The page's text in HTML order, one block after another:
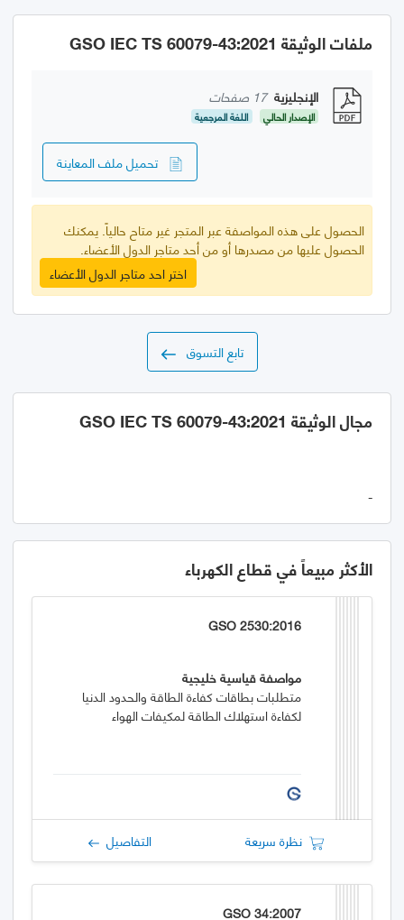
ملفات الوثيقة GSO IEC TS 60079-43:2021
الإنجليزية 17 صفحات
الإصدار الحالي اللغة المرجعية
تحميل ملف المعاينة
الحصول على هذه المواصفة عبر المتجر غير متاح حالياً. يمكنك
الحصول عليها من مصدرها أو من أحد متاجر الدول الأعضاء.
اختر احد متاجر الدول الأعضاء
تابع التسوق
مجال الوثيقة GSO IEC TS 60079-43:2021
-
الأكثر مبيعاً في قطاع الكهرباء
GSO 2530:2016
مواصفة قياسية خليجية
متطلبات بطاقات كفاءة الطاقة والحدود الدنيا
لكفاءة استهلاك الطاقة لمكيفات الهواء
نظرة سريعة التفاصيل
GSO 34:2007